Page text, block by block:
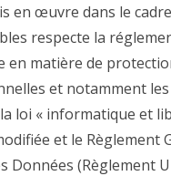
en œuvre dans le
respecte la
en matière de
et notamment les
loi « informatique et
et le Règlement
Données (Règlement